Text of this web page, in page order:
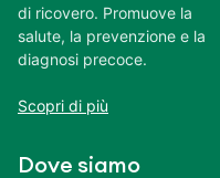
di ricovero. Promuove la
salute, la prevenzione e la
diagnosi precoce.
Scopri di più
Dove siamo